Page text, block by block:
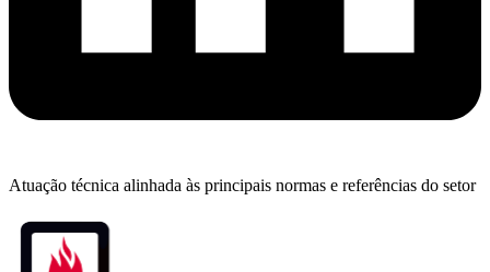
Atuação técnica alinhada às principais normas e referências do setor